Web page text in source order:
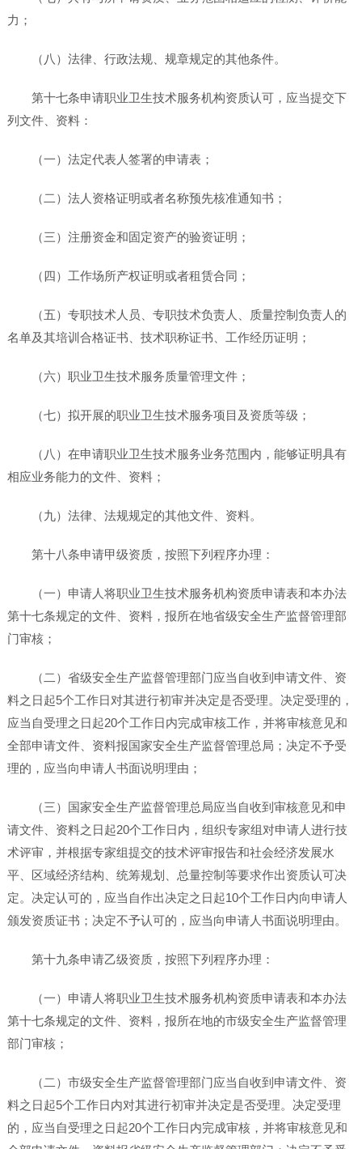
力；
（八）法律、行政法规、规章规定的其他条件。
第十七条申请职业卫生技术服务机构资质认可，应当提交下
列文件、资料：
（一）法定代表人签署的申请表；
（二）法人资格证明或者名称预先核准通知书；
（三）注册资金和固定资产的验资证明；
（四）工作场所产权证明或者租赁合同；
（五）专职技术人员、专职技术负责人、质量控制负责人的
名单及其培训合格证书、技术职称证书、工作经历证明；
（六）职业卫生技术服务质量管理文件；
（七）拟开展的职业卫生技术服务项目及资质等级；
（八）在申请职业卫生技术服务业务范围内，能够证明具有
相应业务能力的文件、资料；
（九）法律、法规规定的其他文件、资料。
第十八条申请甲级资质，按照下列程序办理：
（一）申请人将职业卫生技术服务机构资质申请表和本办法
第十七条规定的文件、资料，报所在地省级安全生产监督管理部
门审核；
（二）省级安全生产监督管理部门应当自收到申请文件、资
料之日起5个工作日对其进行初审并决定是否受理。决定受理的，
应当自受理之日起20个工作日内完成审核工作，并将审核意见和
全部申请文件、资料报国家安全生产监督管理总局；决定不予受
理的，应当向申请人书面说明理由；
（三）国家安全生产监督管理总局应当自收到审核意见和申
请文件、资料之日起20个工作日内，组织专家组对申请人进行技
术评审，并根据专家组提交的技术评审报告和社会经济发展水
平、区域经济结构、统筹规划、总量控制等要求作出资质认可决
定。决定认可的，应当自作出决定之日起10个工作日内向申请人
颁发资质证书；决定不予认可的，应当向申请人书面说明理由。
第十九条申请乙级资质，按照下列程序办理：
（一）申请人将职业卫生技术服务机构资质申请表和本办法
第十七条规定的文件、资料，报所在地的市级安全生产监督管理
部门审核；
（二）市级安全生产监督管理部门应当自收到申请文件、资
料之日起5个工作日内对其进行初审并决定是否受理。决定受理
的，应当自受理之日起20个工作日内完成审核，并将审核意见和